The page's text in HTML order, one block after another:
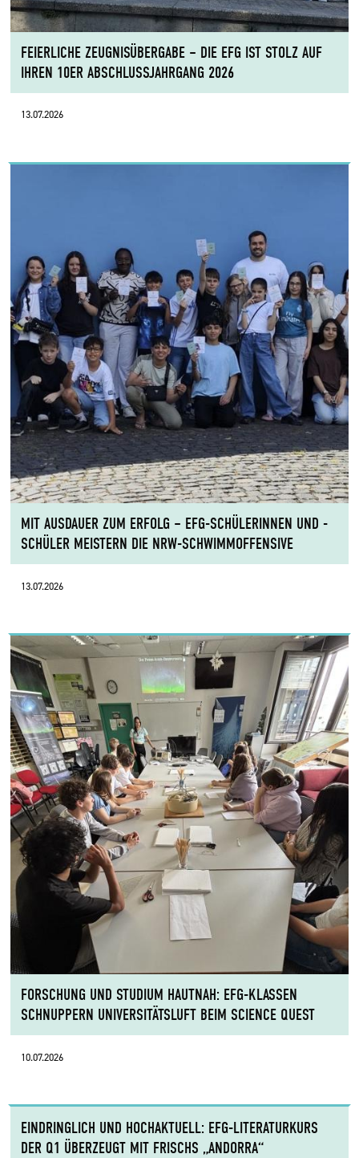
FEIERLICHE ZEUGNISÜBERGABE – DIE EFG IST STOLZ AUF
IHREN 10ER ABSCHLUSSJAHRGANG 2026
13.07.2026
MIT AUSDAUER ZUM ERFOLG – EFG-SCHÜLERINNEN UND -
SCHÜLER MEISTERN DIE NRW-SCHWIMMOFFENSIVE
13.07.2026
FORSCHUNG UND STUDIUM HAUTNAH: EFG-KLASSEN
SCHNUPPERN UNIVERSITÄTSLUFT BEIM SCIENCE QUEST
10.07.2026
EINDRINGLICH UND HOCHAKTUELL: EFG-LITERATURKURS
DER Q1 ÜBERZEUGT MIT FRISCHS „ANDORRA“